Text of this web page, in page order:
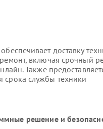
доставку
включая срочный
Также
срока службы техники
решение и